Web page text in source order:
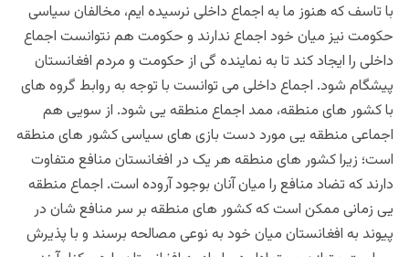
با تاسفکه هنوز ما به اجماع داخلی نرسیده ایم، مخالفان سیاسی
حکومت نیز میان خود اجماع ندارند و حکومت هم نتوانست اجماع
داخلی را ایجاد کند تا به نماینده گی از حکومت و مردم افغانستان
پیشگام شود. اجماع داخلی می توانست با توجه به روابط گروه های
با کشور های منطقه، ممد اجماع منطقه یی شود. از سویی هم
اجماعی منطقه یی مورد دست بازی های سیاسی کشور های منطقه
است؛ زیرا کشور های منطقه هر یک در افغانستان منافع متفاوت
دارند که تضاد منافع را میان آنان بوجود آروده است. اجماع منطقه
یی زمانی ممکن است که کشور های منطقه بر سر منافع شان در
پیوند به افغانستان میان خود به نوعی مصالحه برسند و با پذیرش